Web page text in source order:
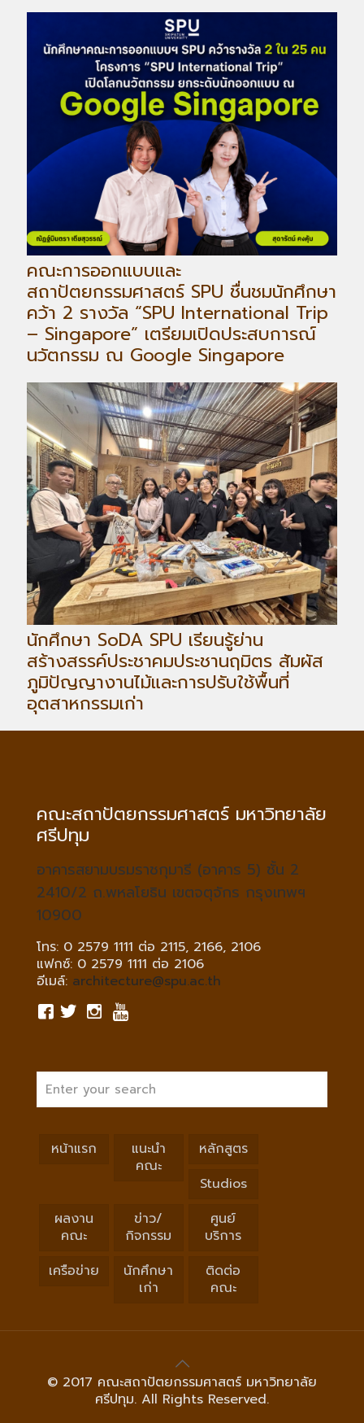
คณะการออกแบบและ
สถาปัตยกรรมศาสตร์ SPU ชื่นชมนักศึกษา
คว้า 2 รางวัล “SPU International Trip
– Singapore” เตรียมเปิดประสบการณ์
นวัตกรรม ณ Google Singapore
นักศึกษา SoDA SPU เรียนรู้ย่าน
สร้างสรรค์ประชาคมประชานฤมิตร สัมผัส
ภูมิปัญญางานไม้และการปรับใช้พื้นที่
อุตสาหกรรมเก่า
คณะสถาปัตยกรรมศาสตร์ มหาวิทยาลัย
ศรีปทุม
อาคารสยามบรมราชกุมารี (อาคาร 5) ชั้น 2
2410/2 ถ.พหลโยธิน เขตจตุจักร กรุงเทพฯ
10900
โทร: 0 2579 1111 ต่อ 2115, 2166, 2106
แฟกซ์: 0 2579 1111 ต่อ 2106
อีเมล์: architecture@spu.ac.th
หน้าแรก
แนะนำ
คณะ
หลักสูตร
Studios
ผลงาน
คณะ
ข่าว/
กิจกรรม
ศูนย์
บริการ
เครือข่าย
นักศึกษา
เก่า
ติดต่อ
คณะ
© 2017 คณะสถาปัตยกรรมศาสตร์ มหาวิทยาลัย
ศรีปทุม. All Rights Reserved.